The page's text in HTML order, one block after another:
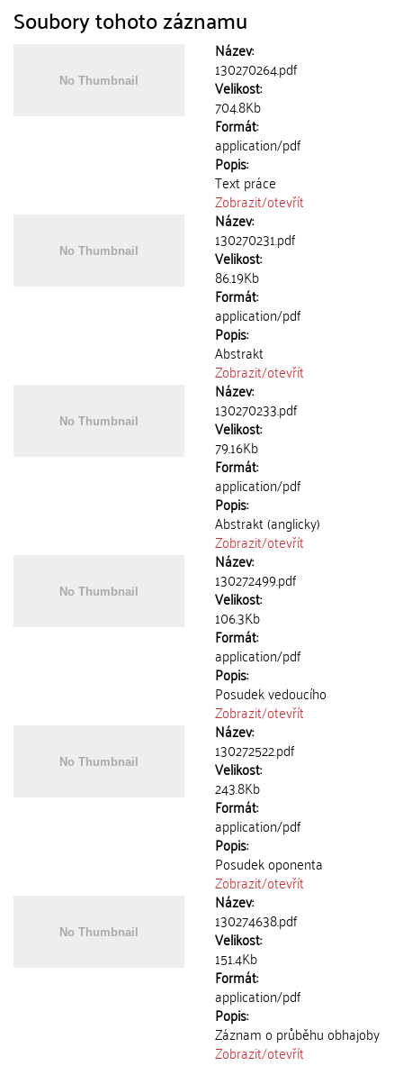
Soubory tohoto záznamu
Název:
130270264.pdf
Velikost:
704.8Kb
Formát:
application/pdf
Popis:
Text práce
Zobrazit/otevřít
Název:
130270231.pdf
Velikost:
86.19Kb
Formát:
application/pdf
Popis:
Abstrakt
Zobrazit/otevřít
Název:
130270233.pdf
Velikost:
79.16Kb
Formát:
application/pdf
Popis:
Abstrakt (anglicky)
Zobrazit/otevřít
Název:
130272499.pdf
Velikost:
106.3Kb
Formát:
application/pdf
Popis:
Posudek vedoucího
Zobrazit/otevřít
Název:
130272522.pdf
Velikost:
243.8Kb
Formát:
application/pdf
Popis:
Posudek oponenta
Zobrazit/otevřít
Název:
130274638.pdf
Velikost:
151.4Kb
Formát:
application/pdf
Popis:
Záznam o průběhu obhajoby
Zobrazit/otevřít